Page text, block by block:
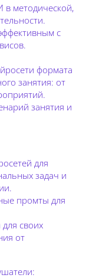
в методической,
с
формата
занятия: от
занятия и
для
задач и
промты для
своих
от